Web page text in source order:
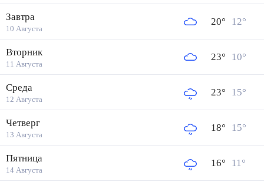
Завтра
10 Августа
20° 12°
Вторник
11 Августа
23° 10°
Среда
12 Августа
23° 15°
Четверг
13 Августа
18° 15°
Пятница
14 Августа
16° 11°